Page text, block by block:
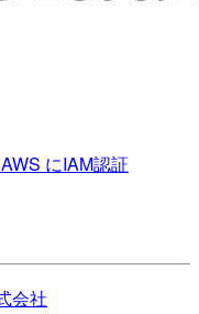
にIAM認証
会社